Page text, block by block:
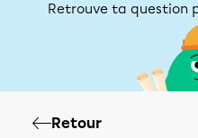
Retrouve ta question
Retour